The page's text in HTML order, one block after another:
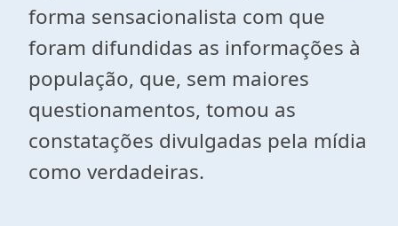
forma sensacionalista com que
foram difundidas as informações à
população, que, sem maiores
questionamentos, tomou as
constatações divulgadas pela mídia
como verdadeiras.